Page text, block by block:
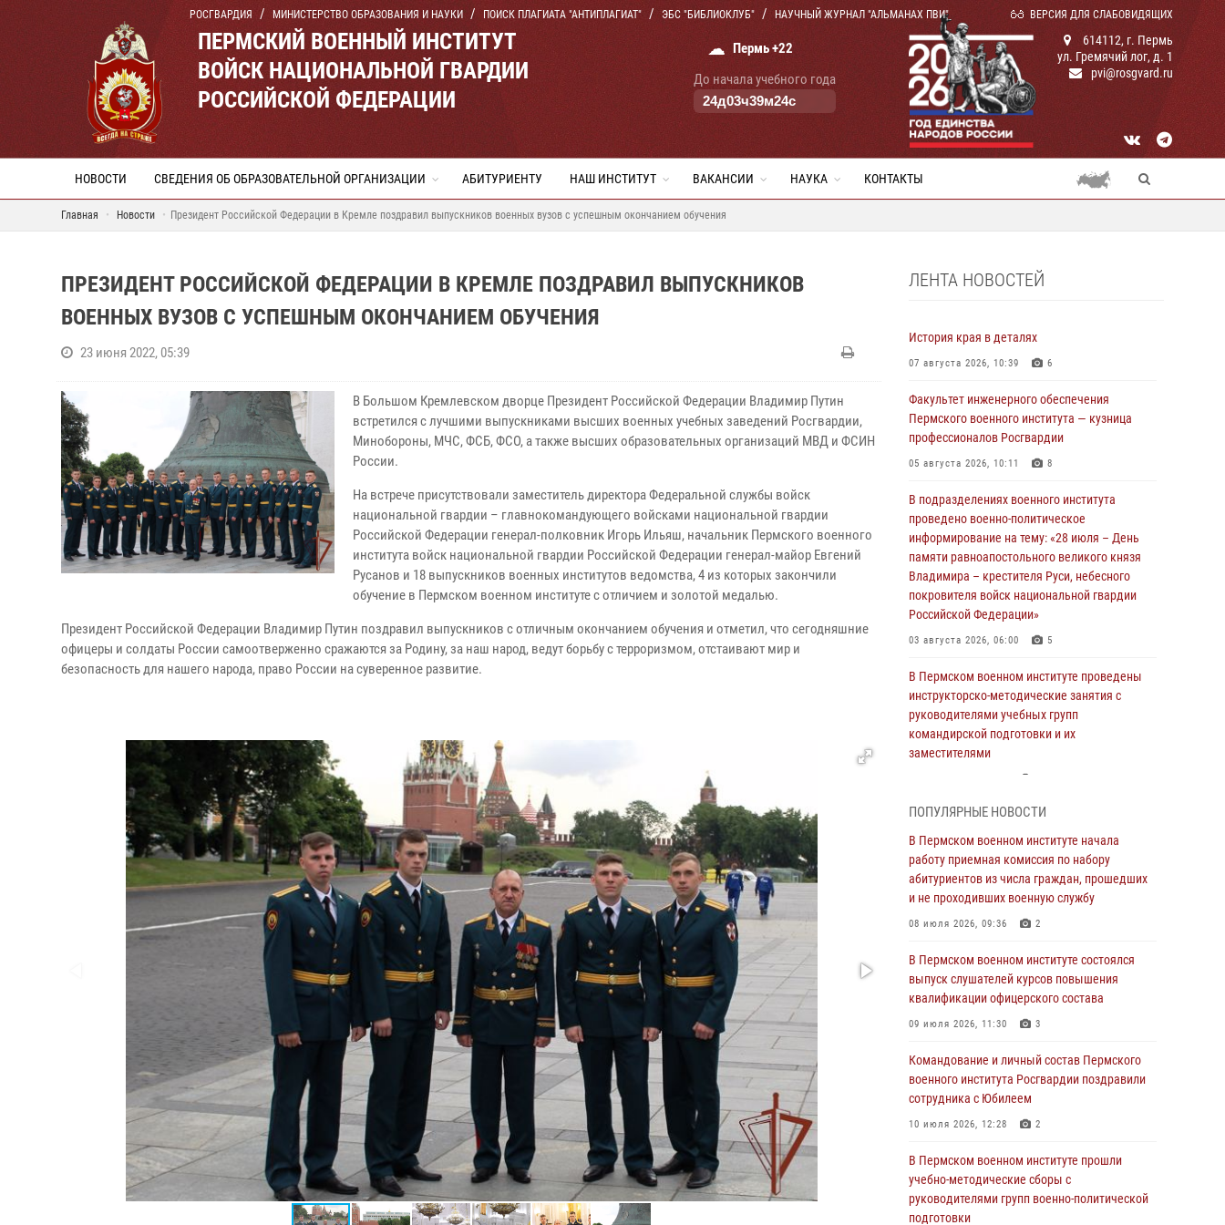
РОСГВАРДИЯ МИНИСТЕРСТВО ОБРАЗОВАНИЯ И НАУКИ ПОИСК ПЛАГИАТА "АНТИПЛАГИАТ" ЭБС "БИБЛИОКЛУБ" НАУЧНЫЙ ЖУРНАЛ "АЛЬМАНАХ ПВИ" ВЕРСИЯ ДЛЯ СЛАБОВИДЯЩИХ
ПЕРМСКИЙ ВОЕННЫЙ ИНСТИТУТ
ВОЙСК НАЦИОНАЛЬНОЙ ГВАРДИИ
РОССИЙСКОЙ ФЕДЕРАЦИИ
☁ Пермь +22
До начала учебного года
24д03ч39м23с
614112, г. Пермь
ул. Гремячий лог, д. 1
pvi@rosgvard.ru
НОВОСТИ СВЕДЕНИЯ ОБ ОБРАЗОВАТЕЛЬНОЙ ОРГАНИЗАЦИИ АБИТУРИЕНТУ НАШ ИНСТИТУТ ВАКАНСИИ НАУКА КОНТАКТЫ
Главная Новости Президент Российской Федерации в Кремле поздравил выпускников военных вузов с успешным окончанием обучения
ПРЕЗИДЕНТ РОССИЙСКОЙ ФЕДЕРАЦИИ В КРЕМЛЕ ПОЗДРАВИЛ ВЫПУСКНИКОВ
ВОЕННЫХ ВУЗОВ С УСПЕШНЫМ ОКОНЧАНИЕМ ОБУЧЕНИЯ
23 июня 2022, 05:39
В Большом Кремлевском дворце Президент Российской Федерации Владимир Путин
встретился с лучшими выпускниками высших военных учебных заведений Росгвардии,
Минобороны, МЧС, ФСБ, ФСО, а также высших образовательных организаций МВД и ФСИН
России.
На встрече присутствовали заместитель директора Федеральной службы войск
национальной гвардии – главнокомандующего войсками национальной гвардии
Российской Федерации генерал-полковник Игорь Ильяш, начальник Пермского военного
института войск национальной гвардии Российской Федерации генерал-майор Евгений
Русанов и 18 выпускников военных институтов ведомства, 4 из которых закончили
обучение в Пермском военном институте с отличием и золотой медалью.
Президент Российской Федерации Владимир Путин поздравил выпускников с отличным окончанием обучения и отметил, что сегодняшние
офицеры и солдаты России самоотверженно сражаются за Родину, за наш народ, ведут борьбу с терроризмом, отстаивают мир и
безопасность для нашего народа, право России на суверенное развитие.
ЛЕНТА НОВОСТЕЙ
История края в деталях
07 августа 2026, 10:39 6
Факультет инженерного обеспечения
Пермского военного института — кузница
профессионалов Росгвардии
05 августа 2026, 10:11 8
В подразделениях военного института
проведено военно-политическое
информирование на тему: «28 июля – День
памяти равноапостольного великого князя
Владимира – крестителя Руси, небесного
покровителя войск национальной гвардии
Российской Федерации»
03 августа 2026, 06:00 5
В Пермском военном институте проведены
инструкторско-методические занятия с
руководителями учебных групп
командирской подготовки и их
заместителями
В Пермском военном институте прошли
учебно-методические сборы с
руководителями групп военно-политической
подготовки
23 июля 2026, 12:00 12
тактики служебно-боевого применения войск
национальной гвардии Российской
Федерации проводится выставка,
Командование и личный состав Пермского
военного института Росгвардии поздравили
В Пермском военном институте состоялся
ПОПУЛЯРНЫЕ НОВОСТИ
В Пермском военном институте начала
работу приемная комиссия по набору
абитуриентов из числа граждан, прошедших
и не проходивших военную службу
08 июля 2026, 09:36 2
В Пермском военном институте состоялся
выпуск слушателей курсов повышения
квалификации офицерского состава
09 июля 2026, 11:30 3
Командование и личный состав Пермского
военного института Росгвардии поздравили
сотрудника с Юбилеем
10 июля 2026, 12:28 2
В Пермском военном институте прошли
учебно-методические сборы с
руководителями групп военно-политической
подготовки